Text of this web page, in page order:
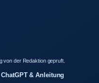
von der Redaktion gepruft.
& Anleitung